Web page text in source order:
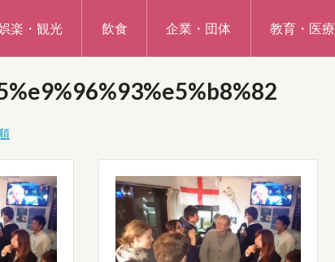
楽・観光 飲食 企業・団体 教育・医療